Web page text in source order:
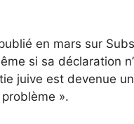
en mars sur
si sa déclaration
juive est devenue
».